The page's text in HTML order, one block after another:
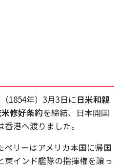
1854年）3月3日に日米和親
修好条約を締結、日本開国
港へ渡りました。
ペリーはアメリカ本国に帰国
東インド艦隊の指揮権を譲っ